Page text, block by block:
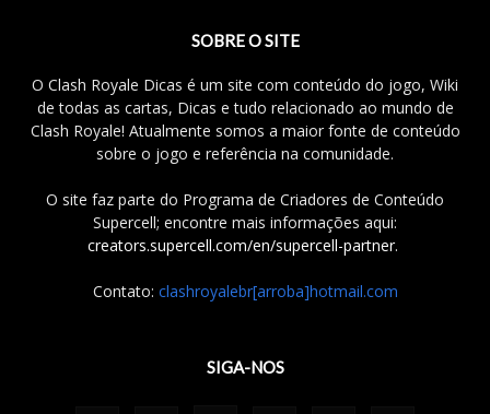
SOBRE O SITE
O Clash Royale Dicas é um site com conteúdo do jogo, Wiki
de todas as cartas, Dicas e tudo relacionado ao mundo de
Clash Royale! Atualmente somos a maior fonte de conteúdo
sobre o jogo e referência na comunidade.
O site faz parte do Programa de Criadores de Conteúdo
Supercell; encontre mais informações aqui:
creators.supercell.com/en/supercell-partner.
Contato: clashroyalebr[arroba]hotmail.com
SIGA-NOS